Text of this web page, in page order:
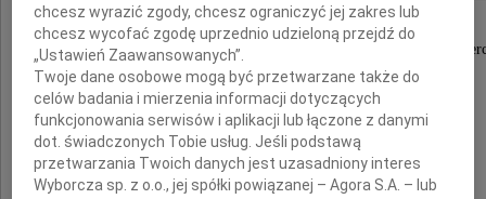
Z głębokim bólem przyjąłem wiadomość o
Prezes Naczelnej Rady Adwokackiej
i Koleżanki
chcesz wyrazić zgody, chcesz ograniczyć jej zakres lub
chcesz wycofać zgodę uprzednio udzieloną przejdź do
„Ustawień Zaawansowanych”.
Twoje dane osobowe mogą być przetwarzane także do
celów badania i mierzenia informacji dotyczących
funkcjonowania serwisów i aplikacji lub łączone z danymi
dot. świadczonych Tobie usług. Jeśli podstawą
przetwarzania Twoich danych jest uzasadniony interes
Wyborcza sp. z o.o., jej spółki powiązanej – Agora S.A. – lub